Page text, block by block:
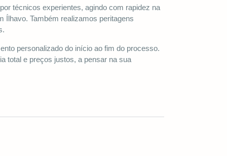
técnicos experientes, agindo com rapidez na
Ílhavo. Também realizamos peritagens
personalizado do início ao fim do processo.
total e preços justos, a pensar na sua